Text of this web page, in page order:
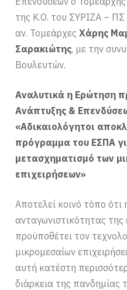
της Κ.Ο. του ΣΥΡΙΖΑ – ΠΣ
αν. ΤομεάρχεςΧάρης
Σαρακιώτης, με την
Βουλευτών.
Αναλυτικά η Ερώτηση
Ανάπτυξης &
«Αδικαιολόγητοι
πρόγραμμα του ΕΣΠΑ
μετασχηματισμό των
επιχειρήσεων»
Αποτελεί κοινό τόπο
ανταγωνιστικότητας της
προϋποθέτει τον
μικρομεσαίων
αυτή κατέστη
διάρκεια της πανδημίας